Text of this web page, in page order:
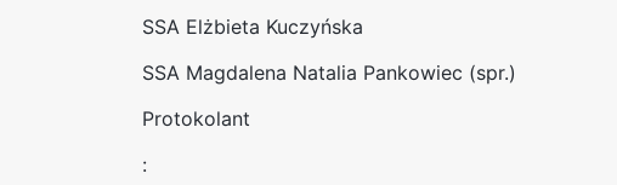
SSA Elżbieta Kuczyńska
SSA Magdalena Natalia Pankowiec (spr.)
Protokolant
: